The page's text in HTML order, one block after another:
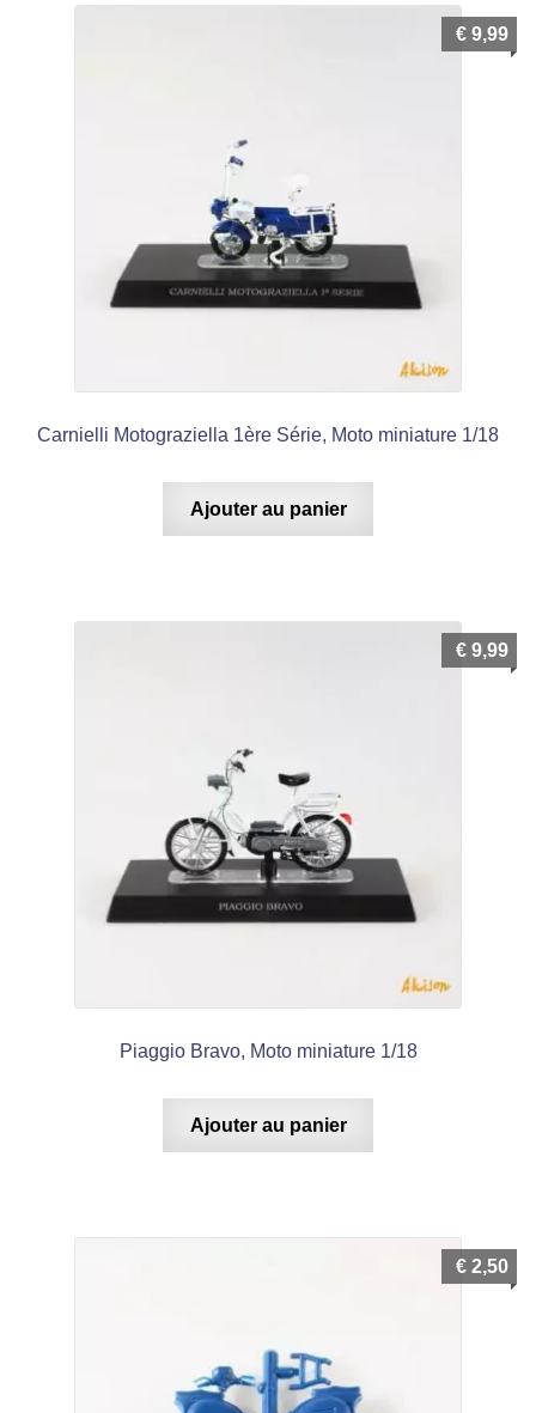
Carnielli Motograziella 1ère Série, Moto miniature 1/18
€ 9,99
Ajouter au panier
Piaggio Bravo, Moto miniature 1/18
€ 9,99
Ajouter au panier
€ 2,50